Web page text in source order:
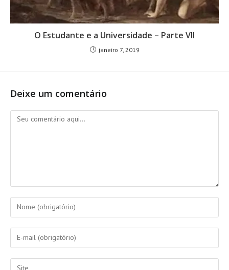
O Estudante e a Universidade – Parte VII
janeiro 7, 2019
Deixe um comentário
Comentário
Digite
seu
nome
ou
de
Digite
seu
endereço
Digite